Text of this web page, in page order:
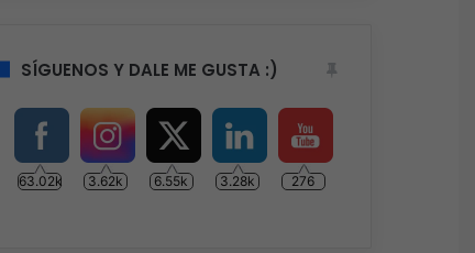
SÍGUENOS Y DALE ME GUSTA :)
63.02k 3.62k 6.55k 3.28k 276